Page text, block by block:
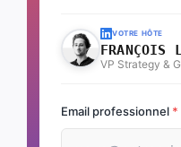
VOTRE HÔTE
FRANÇOIS
VP Strategy &
Email professionnel *